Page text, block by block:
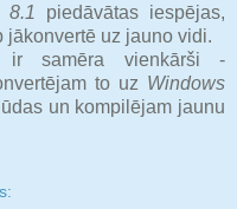
8.1
piedāvātas iespējas,
uz jauno vidi.
ir samēra vienkārši -
to uz Windows
un kompilējam jaunu